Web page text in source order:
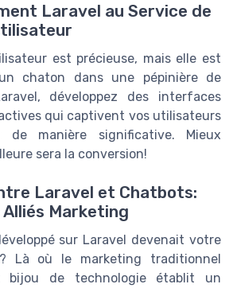
Laravel au Service de
est précieuse, mais elle est
chaton dans une pépinière de
développez des interfaces
qui captivent vos utilisateurs
manière significative. Mieux
sera la conversion!
Laravel et Chatbots:
Alliés Marketing
sur Laravel devenait votre
Là où le marketing traditionnel
bijou de technologie établit un